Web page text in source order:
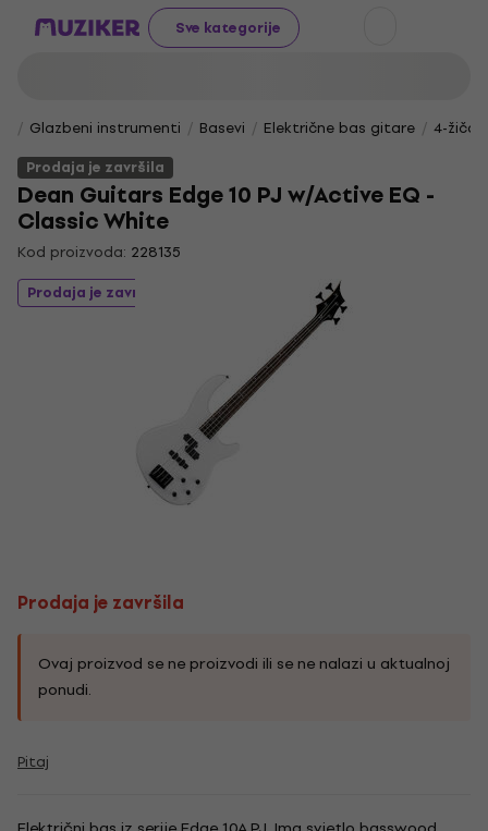
Sve kategorije
Glazbeni instrumenti Basevi Električne bas gitare
4-
Prodaja je završila
Dean Guitars Edge 10 PJ w/Active EQ -
Classic White
Kod proizvoda: 228135
Prodaja je završila
Prodaja je završila
Ovaj proizvod se ne proizvodi ili se ne nalazi u aktualnoj
ponudi.
Pitaj